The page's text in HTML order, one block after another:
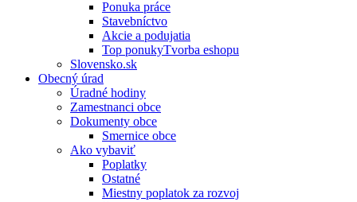
Ponuka práce
Stavebníctvo
Akcie a podujatia
Top ponukyTvorba eshopu
Slovensko.sk
Obecný úrad
Úradné hodiny
Zamestnanci obce
Dokumenty obce
Smernice obce
Ako vybaviť
Poplatky
Ostatné
Miestny poplatok za rozvoj